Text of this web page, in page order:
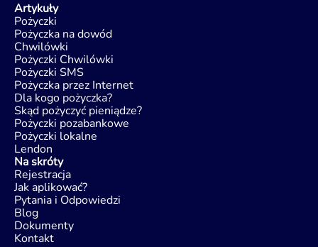
Artykuły
Pożyczki
Pożyczka na dowód
Chwilówki
Pożyczki Chwilówki
Pożyczki SMS
Pożyczka przez Internet
Dla kogo pożyczka?
Skąd pożyczyć pieniądze?
Pożyczki pozabankowe
Pożyczki lokalne
Lendon
Na skróty
Rejestracja
Jak aplikować?
Pytania i Odpowiedzi
Blog
Dokumenty
Kontakt